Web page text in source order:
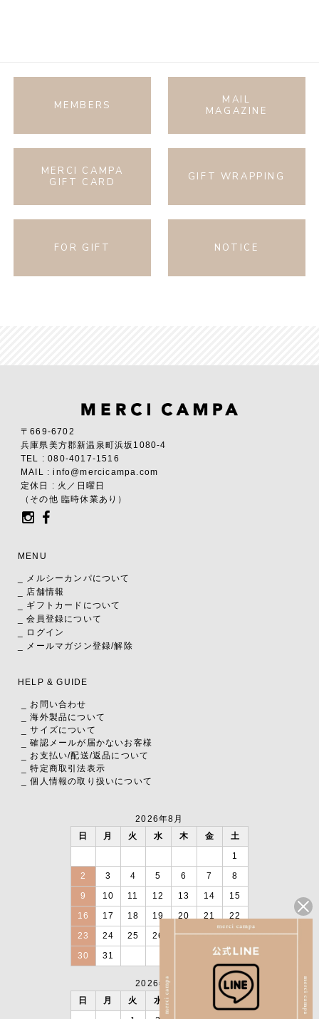
MEMBERS
MAIL
MAGAZINE
MERCI CAMPA
GIFT CARD
GIFT WRAPPING
FOR GIFT NOTICE
〒669-6702
兵庫県美方郡新温泉町浜坂1080-4
TEL : 080-4017-1516
MAIL : info@mercicampa.com
定休日 : 火／日曜日
（その他 臨時休業あり）
MENU
_ メルシーカンパについて
_ 店舗情報
_ ギフトカードについて
_ 会員登録について
_ ログイン
_ メールマガジン登録/解除
HELP & GUIDE
_ お問い合わせ
_ 海外製品について
_ サイズについて
_ 確認メールが届かないお客様
_ お支払い/配送/返品について
_ 特定商取引法表示
_ 個人情報の取り扱いについて
2026年8月
日
月 火 水 木 金
土
1
2
3 4 5 6 7
8
9
10 11 12 13 14
15
16
17 18 19 20 21
22
23
24 25 26 27 28
29
30
31
2026年9月
日
月 火 水
土